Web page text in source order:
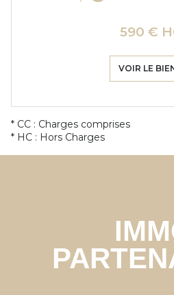
590 €
VOIR LE
* CC : Charges comprises
* HC : Hors Charges